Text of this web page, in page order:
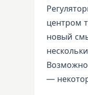
центром
новый
—